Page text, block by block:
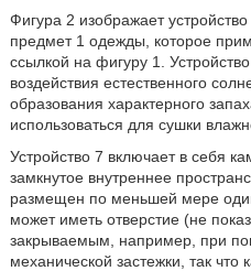
Фигура 2 изображает
предмет 1 одежды, которое
ссылкой на фигуру 1.
воздействия естественного
образования характерного
использоваться для сушки
Устройство 7 включает в себя
замкнутое внутреннее
размещен по меньшей мере
может иметь отверстие (не
закрываемым, например, при
механической застежки, так